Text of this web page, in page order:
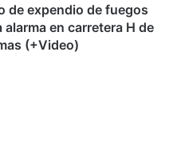
de expendio de fuegos
en carretera H de
(+Video)